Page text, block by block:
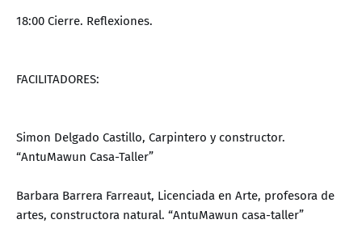
18:00 Cierre. Reflexiones.
FACILITADORES:
Simon Delgado Castillo, Carpintero y constructor.
“AntuMawun Casa-Taller”
Barbara Barrera Farreaut, Licenciada en Arte, profesora de
artes, constructora natural. “AntuMawun casa-taller”